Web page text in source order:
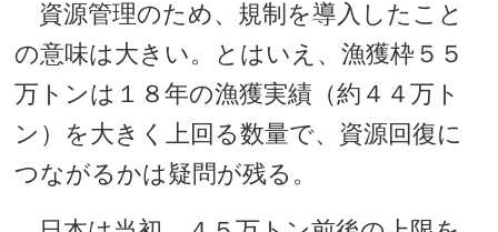
資源管理のため、規制を導入したこと
の意味は大きい。とはいえ、漁獲枠５５
万トンは１８年の漁獲実績（約４４万ト
ン）を大きく上回る数量で、資源回復に
つながるかは疑問が残る。